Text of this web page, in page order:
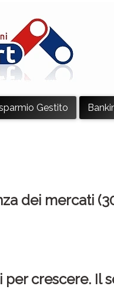
Gestito
dei mercati
per crescere.